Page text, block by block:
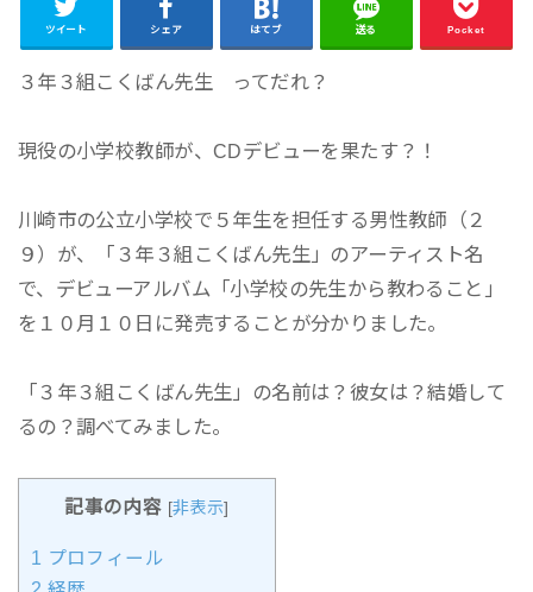
ツイート シェア はてブ 送る Pocket
３年３組こくばん先生 ってだれ？
現役の小学校教師が、CDデビューを果たす？！
川崎市の公立小学校で５年生を担任する男性教師（２
９）が、「３年３組こくばん先生」のアーティスト名
で、デビューアルバム「 小学校の先生から教わること 」
を１０月１０日に発売することが分かりました。
「３年３組こくばん先生」の名前は？彼女は？結婚して
るの？調べてみました。
記事の内容 [非表示]
1 プロフィール